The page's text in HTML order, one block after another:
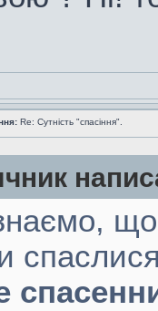
Re: Сутність "спасіння".